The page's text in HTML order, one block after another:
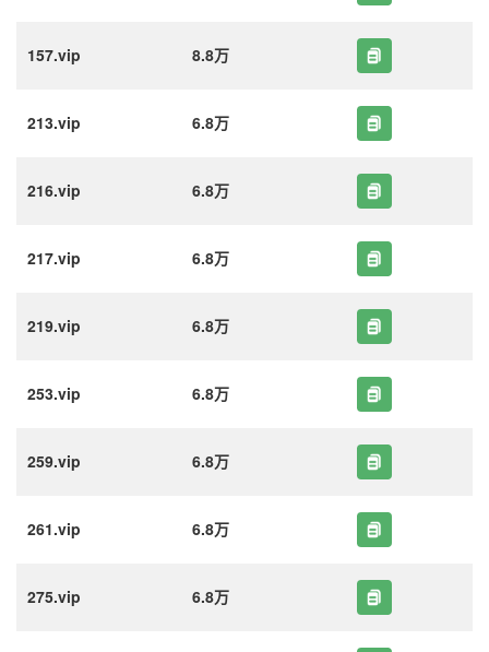
157.vip 8.8万
213.vip 6.8万
216.vip 6.8万
217.vip 6.8万
219.vip 6.8万
253.vip 6.8万
259.vip 6.8万
261.vip 6.8万
275.vip 6.8万